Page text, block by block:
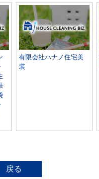
有限会社ハナノ住宅美
装
戻る